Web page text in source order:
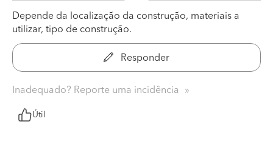
Depende da localização da construção, materiais a
utilizar, tipo de construção.
Responder
Inadequado? Reporte uma incidência
Útil